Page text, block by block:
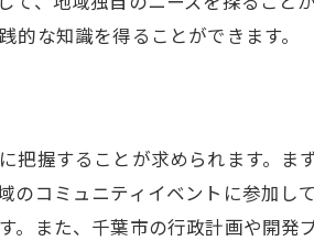
のフィードバックの受け方
場に与える影響
産価格に与える影響
な知識を得ることができます。
握することが求められます。ま
コミュニティイベントに参加し
また、千葉市の行政計画や開